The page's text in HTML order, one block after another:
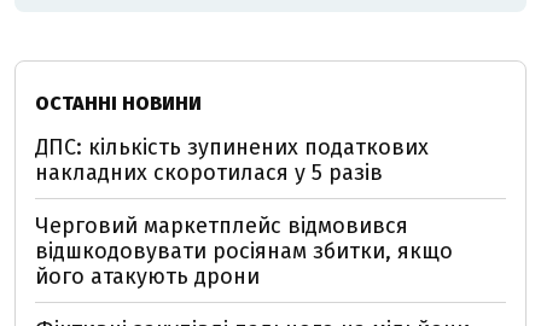
ОСТАННІ НОВИНИ
ДПС: кількість зупинених податкових
накладних скоротилася у 5 разів
Черговий маркетплейс відмовився
відшкодовувати росіянам збитки, якщо
його атакують дрони